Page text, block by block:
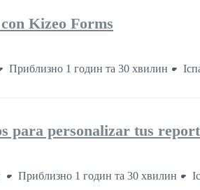
Kizeo Forms
Приблизно 1 годин та 30 хвилин
para personalizar tus
Приблизно 1 годин та 30 хвилин